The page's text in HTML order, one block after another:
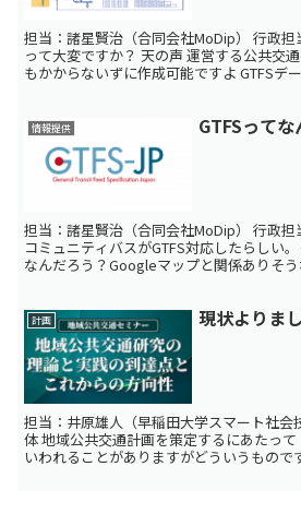
担当：諸星賢治（合同会社MoDip） 行政担
って大変ですか？ 天の声 運営する公共交
もかからないずに作成可能ですよ GTFS
情報提供 GTFSってな
担当：諸星賢治（合同会社MoDip） 行政担
コミュニティバスがGTFS対応したらしい
なんだろう？Googleマップと関係ありそ
計画 現状よりま
担当：井原雄人（早稲田大学スマート社会
体 地域公共交通計画を策定するにあたっ
いわれることがありますがどういうもので